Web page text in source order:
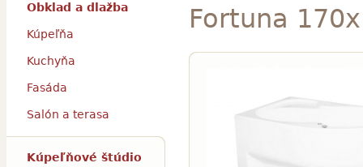
Fortuna
Obklad a dlažba
Kúpeľňa
Kuchyňa
Fasáda
Salón a terasa
Kúpeľňové štúdio